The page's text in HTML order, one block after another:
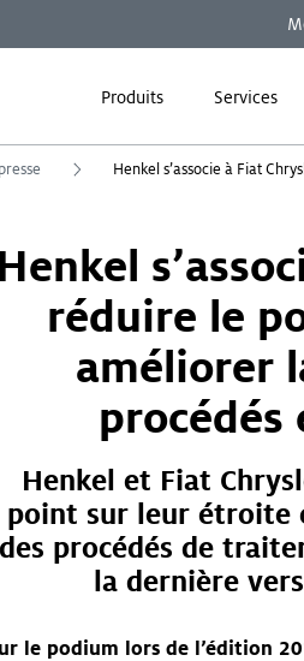
Produits Services
Henkel
réduire le
améliorer
procédés
Henkel et Fiat
point sur leur étroite
des procédés de
la dernière
le podium lors de l’édition